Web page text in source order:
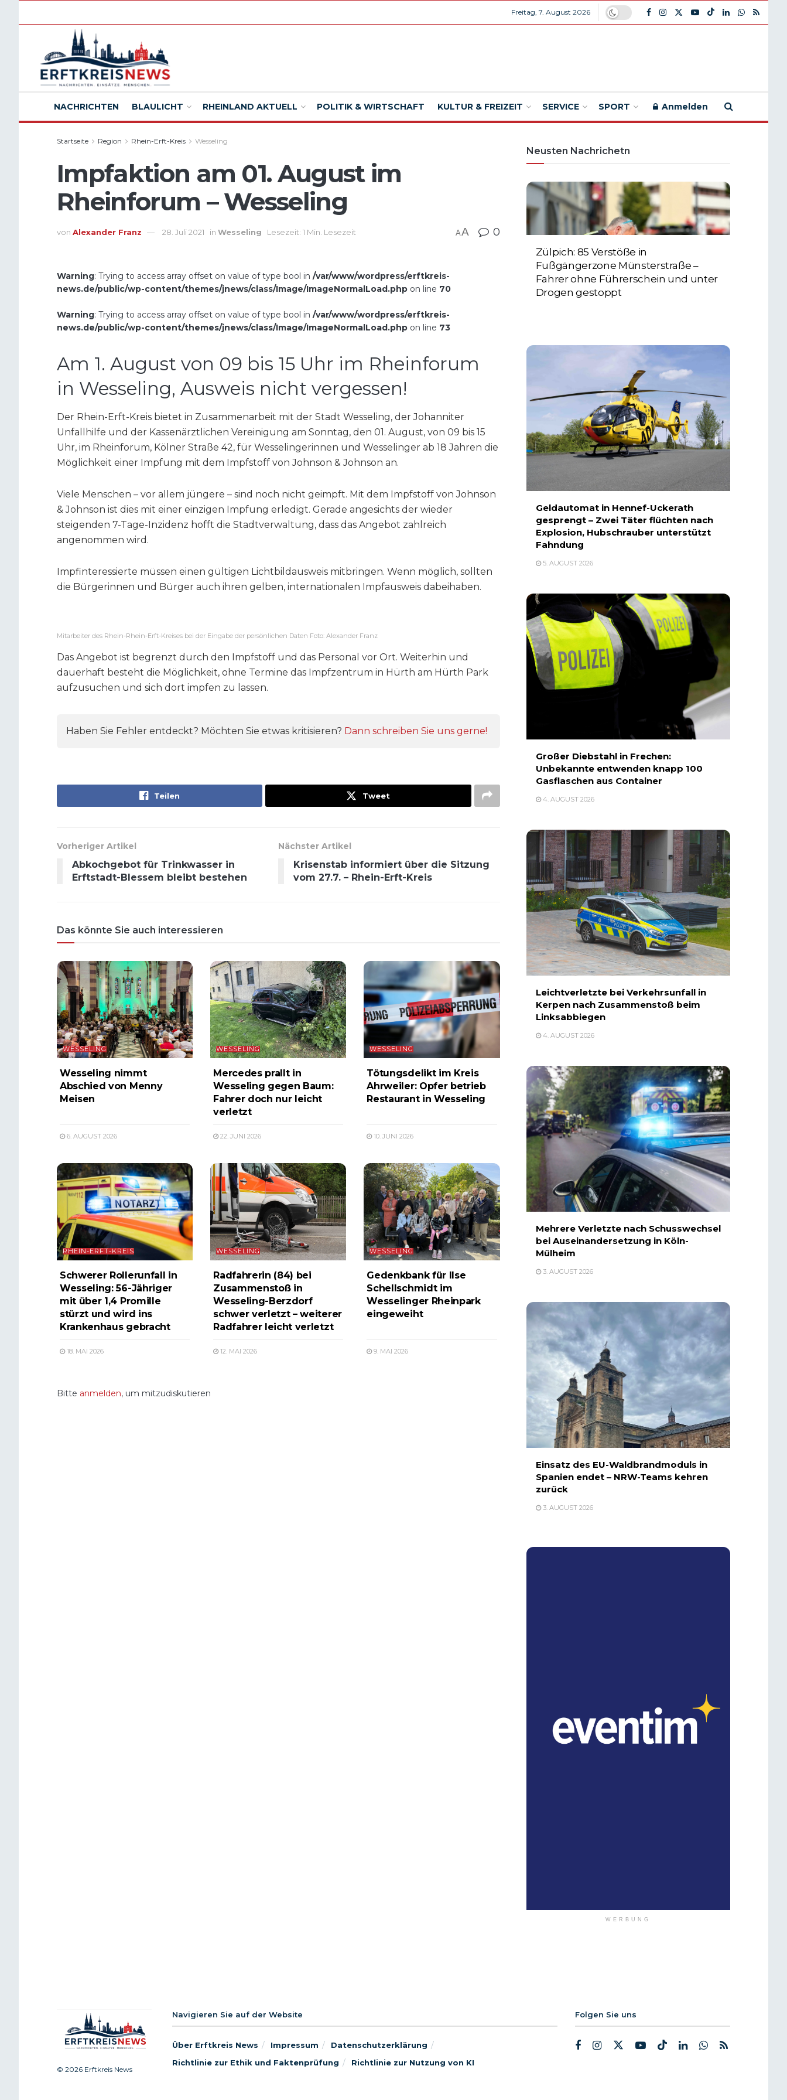
Freitag, 7. August 2026
NACHRICHTEN BLAULICHT RHEINLAND AKTUELL POLITIK & WIRTSCHAFT KULTUR & FREIZEIT SERVICE SPORT Anmelden
Startseite Region Rhein-Erft-Kreis Wesseling
Impfaktion am 01. August im
Rheinforum – Wesseling
von Alexander Franz 28. Juli 2021 in Wesseling Lesezeit: 1 Min. Lesezeit AA 0
Warning: Trying to access array offset on value of type bool in /var/www/wordpress/erftkreis-
news.de/public/wp-content/themes/jnews/class/Image/ImageNormalLoad.php on line 70
Warning: Trying to access array offset on value of type bool in /var/www/wordpress/erftkreis-
news.de/public/wp-content/themes/jnews/class/Image/ImageNormalLoad.php on line 73
Am 1. August von 09 bis 15 Uhr im Rheinforum
in Wesseling, Ausweis nicht vergessen!
Der Rhein-Erft-Kreis bietet in Zusammenarbeit mit der Stadt Wesseling, der Johanniter
Unfallhilfe und der Kassenärztlichen Vereinigung am Sonntag, den 01. August, von 09 bis 15
Uhr, im Rheinforum, Kölner Straße 42, für Wesselingerinnen und Wesselinger ab 18 Jahren die
Möglichkeit einer Impfung mit dem Impfstoff von Johnson & Johnson an.
Viele Menschen – vor allem jüngere – sind noch nicht geimpft. Mit dem Impfstoff von Johnson
& Johnson ist dies mit einer einzigen Impfung erledigt. Gerade angesichts der wieder
steigenden 7-Tage-Inzidenz hofft die Stadtverwaltung, dass das Angebot zahlreich
angenommen wird.
Impfinteressierte müssen einen gültigen Lichtbildausweis mitbringen. Wenn möglich, sollten
die Bürgerinnen und Bürger auch ihren gelben, internationalen Impfausweis dabeihaben.
Mitarbeiter des Rhein-Rhein-Erft-Kreises bei der Eingabe der persönlichen Daten Foto: Alexander Franz
Das Angebot ist begrenzt durch den Impfstoff und das Personal vor Ort. Weiterhin und
dauerhaft besteht die Möglichkeit, ohne Termine das Impfzentrum in Hürth am Hürth Park
aufzusuchen und sich dort impfen zu lassen.
Haben Sie Fehler entdeckt? Möchten Sie etwas kritisieren? Dann schreiben Sie uns gerne!
Teilen Tweet
Vorheriger Artikel
Abkochgebot für Trinkwasser in
Erftstadt-Blessem bleibt bestehen
Nächster Artikel
Krisenstab informiert über die Sitzung
vom 27.7. – Rhein-Erft-Kreis
Das könnte Sie auch interessieren
WESSELING
Wesseling nimmt
Abschied von Menny
Meisen
6. AUGUST 2026
WESSELING
Mercedes prallt in
Wesseling gegen Baum:
Fahrer doch nur leicht
verletzt
22. JUNI 2026
WESSELING
Tötungsdelikt im Kreis
Ahrweiler: Opfer betrieb
Restaurant in Wesseling
10. JUNI 2026
RHEIN-ERFT-KREIS
Schwerer Rollerunfall in
Wesseling: 56-Jähriger
mit über 1,4 Promille
stürzt und wird ins
Krankenhaus gebracht
18. MAI 2026
WESSELING
Radfahrerin (84) bei
Zusammenstoß in
Wesseling-Berzdorf
schwer verletzt – weiterer
Radfahrer leicht verletzt
12. MAI 2026
WESSELING
Gedenkbank für Ilse
Schellschmidt im
Wesselinger Rheinpark
eingeweiht
9. MAI 2026
Bitte anmelden, um mitzudiskutieren
Neusten Nachrichetn
Zülpich: 85 Verstöße in
Fußgängerzone Münsterstraße –
Fahrer ohne Führerschein und unter
Drogen gestoppt
Geldautomat in Hennef-Uckerath
gesprengt – Zwei Täter flüchten nach
Explosion, Hubschrauber unterstützt
Fahndung
5. AUGUST 2026
Großer Diebstahl in Frechen:
Unbekannte entwenden knapp 100
Gasflaschen aus Container
4. AUGUST 2026
Leichtverletzte bei Verkehrsunfall in
Kerpen nach Zusammenstoß beim
Linksabbiegen
4. AUGUST 2026
Mehrere Verletzte nach Schusswechsel
bei Auseinandersetzung in Köln-
Mülheim
3. AUGUST 2026
Einsatz des EU-Waldbrandmoduls in
Spanien endet – NRW-Teams kehren
zurück
3. AUGUST 2026
WERBUNG
© 2026 Erftkreis News
Navigieren Sie auf der Website
Über Erftkreis News Impressum
Datenschutzerklärung
Richtlinie zur Ethik und Faktenprüfung
Richtlinie zur Nutzung von KI
Folgen Sie uns